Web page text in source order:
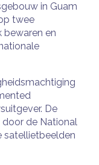
in Guam
twee
en
De
de National
satellietbeelden